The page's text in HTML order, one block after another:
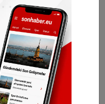
açıklaması
savunan
birçok
belirtti.
Deborah Lauria,
mücadele eden